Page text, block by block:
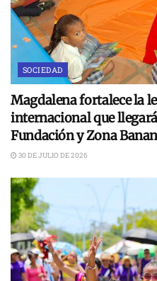
SOCIEDAD
Magdalena fortalece la
internacional que
Fundación y Zona
30 DE JULIO DE 2026